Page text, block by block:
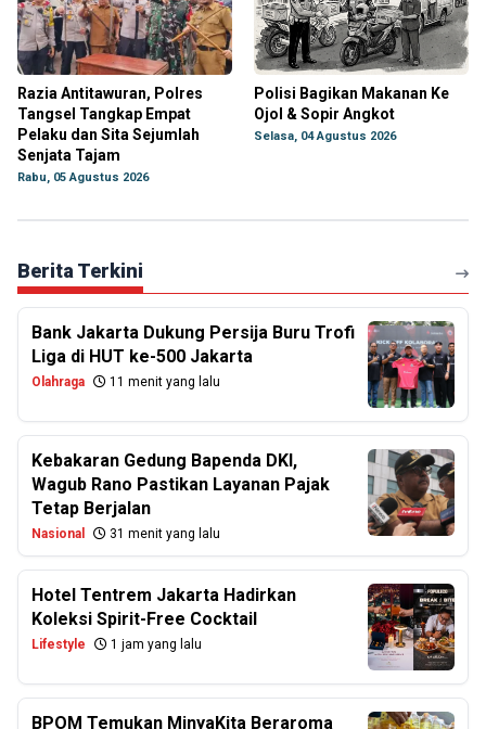
Razia Antitawuran, Polres
Tangsel Tangkap Empat
Pelaku dan Sita Sejumlah
Senjata Tajam
Rabu, 05 Agustus 2026
Polisi Bagikan Makanan Ke
Ojol & Sopir Angkot
Selasa, 04 Agustus 2026
Berita Terkini
Bank Jakarta Dukung Persija Buru Trofi
Liga di HUT ke-500 Jakarta
Olahraga 11 menit yang lalu
Kebakaran Gedung Bapenda DKI,
Wagub Rano Pastikan Layanan Pajak
Tetap Berjalan
Nasional 31 menit yang lalu
Hotel Tentrem Jakarta Hadirkan
Koleksi Spirit-Free Cocktail
Lifestyle 1 jam yang lalu
BPOM Temukan MinyaKita Beraroma